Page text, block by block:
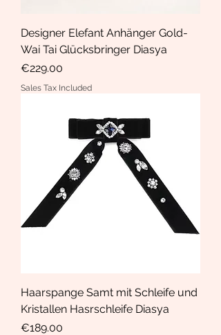
Designer Elefant Anhänger Gold-
Wai Tai Glücksbringer Diasya
Price
€229.00
Sales Tax Included
Haarspange Samt mit Schleife und
Kristallen Hasrschleife Diasya
Price
€189.00